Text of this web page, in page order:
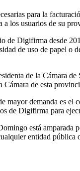
para la
a los usuarios de su
de Digifirma desde
de uso de papel o
de la Cámara
de esta
demanda es el
de Digifirma para
está
entidad pública